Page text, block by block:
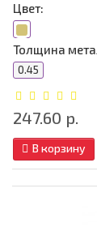
Цвет:
Толщина
0.45
247.60 р.
В корзину